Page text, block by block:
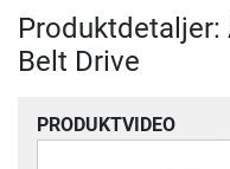
Produktdetaljer:
Belt Drive
PRODUKTVIDEO